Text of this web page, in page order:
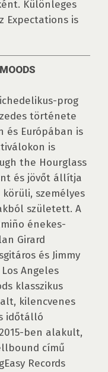
Különleges
Expectations is
prog
története
és Európában is
is
the Hourglass
és jövőt állítja
személyes
született. A
énekes-
Girard
és Jimmy
Angeles
klasszikus
kilencvenes
időtálló
ben alakult,
című
Records